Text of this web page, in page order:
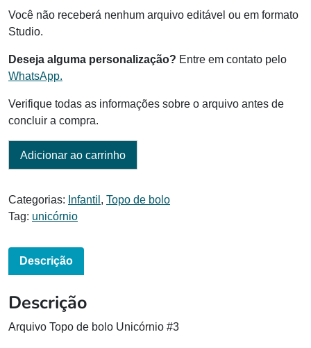
Você não receberá nenhum arquivo editável ou em formato
Studio.
Deseja alguma personalização? Entre em contato pelo
WhatsApp.
Verifique todas as informações sobre o arquivo antes de
concluir a compra.
Adicionar ao carrinho
Categorias: Infantil , Topo de bolo
Tag: unicórnio
Descrição
Descrição
Arquivo Topo de bolo Unicórnio #3